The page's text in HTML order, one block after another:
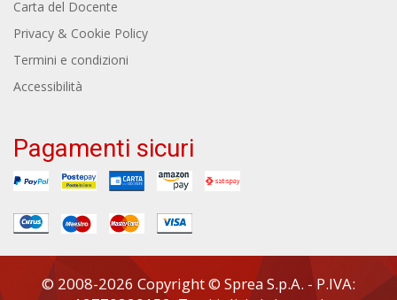
Carta del Docente
Privacy & Cookie Policy
Termini e condizioni
Accessibilità
Pagamenti sicuri
© 2008-2026 Copyright © Sprea S.p.A. - P.IVA: